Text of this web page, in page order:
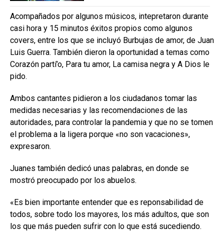
Acompañados por algunos músicos, intepretaron durante
casi hora y 15 minutos éxitos propios como algunos
covers, entre los que se incluyó Burbujas de amor, de Juan
Luis Guerra. También dieron la oportunidad a temas como
Corazón partí’o, Para tu amor, La camisa negra y A Dios le
pido.
Ambos cantantes pidieron a los ciudadanos tomar las
medidas necesarias y las recomendaciones de las
autoridades, para controlar la pandemia y que no se tomen
el problema a la ligera porque «no son vacaciones»,
expresaron.
Juanes también dedicó unas palabras, en donde se
mostró preocupado por los abuelos.
«Es bien importante entender que es reponsabilidad de
todos, sobre todo los mayores, los más adultos, que son
los que más pueden sufrir con lo que está sucediendo.